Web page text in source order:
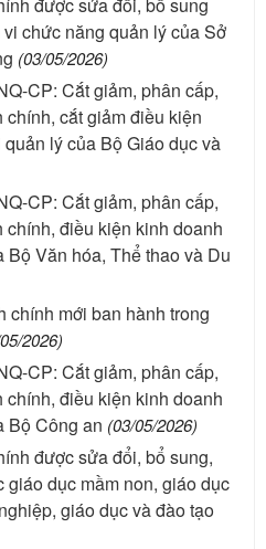
chức năng quản lý của Sở
(03/05/2026)
CP: Cắt giảm, phân cấp,
cắt giảm điều kiện
lý của Bộ Giáo dục và
CP: Cắt giảm, phân cấp,
điều kiện kinh doanh
Văn hóa, Thể thao và Du
chính mới ban hành trong
2026)
CP: Cắt giảm, phân cấp,
điều kiện kinh doanh
Bộ Công an (03/05/2026)
được sửa đổi, bổ sung,
dục mầm non, giáo dục
giáo dục và đào tạo